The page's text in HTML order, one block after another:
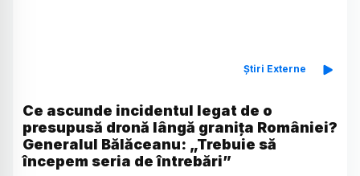
Știri Externe
Ce ascunde incidentul legat de o
presupusă dronă lângă granița României?
Generalul Bălăceanu: „Trebuie să
începem seria de întrebări”